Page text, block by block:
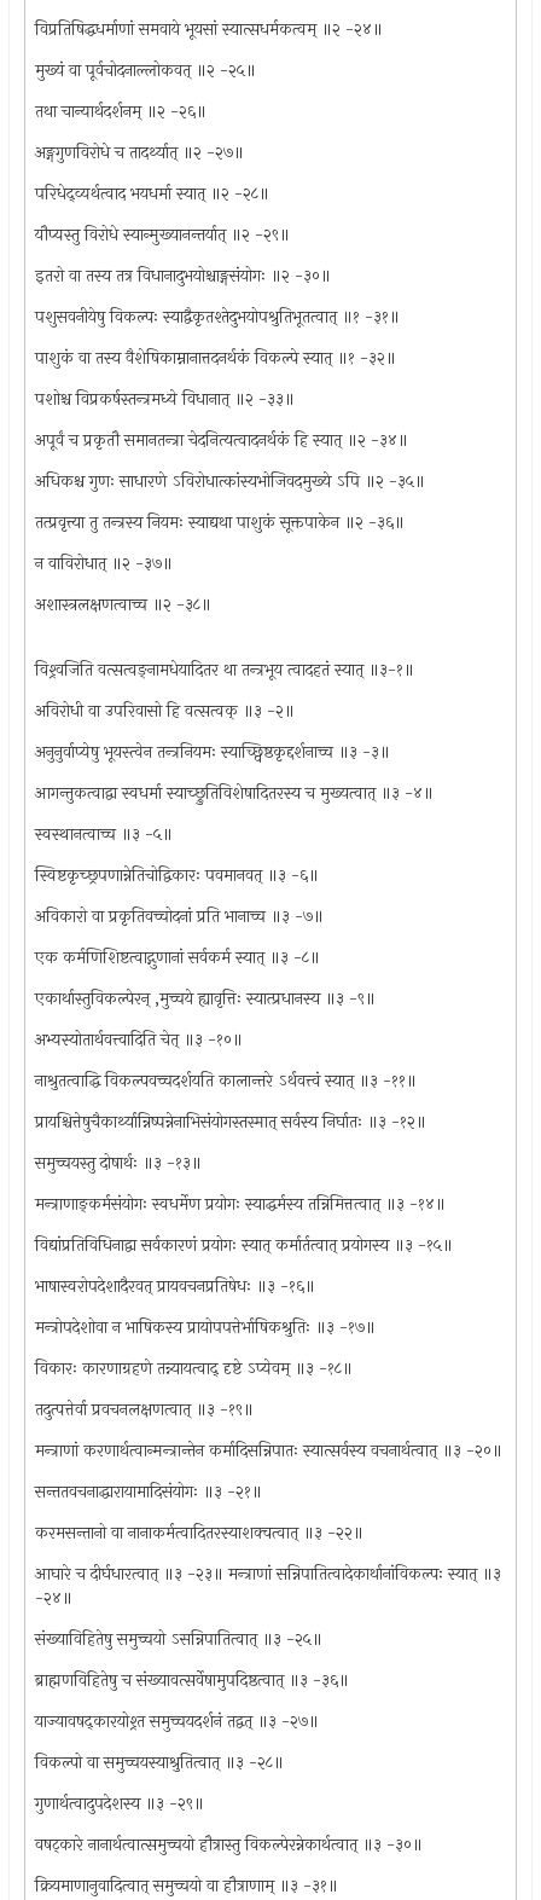
विप्रतिषिद्धधर्माणां समवाये भूयसां स्यात्सधर्मकत्वम् ॥२ -२४॥
मुख्यं वा पूर्वचोदनाल्लोकवत् ॥२ -२५॥
तथा चान्यार्थदर्शनम् ॥२ -२६॥
अङ्गगुणविरोधे च तादर्थ्यात् ॥२ -२७॥
परिधेद्व्यर्थत्वाद भयधर्मा स्यात् ॥२ -२८॥
यौप्यस्तु विरोधे स्यान्मुख्यानन्तर्यात् ॥२ -२९॥
इतरो वा तस्य तत्र विधानादुभयोश्चाङ्गसंयोगः ॥२ -३०॥
पशुसवनीयेषु विकल्पः स्याद्वैकृतश्तेदुभयोपश्रुतिभूतत्वात् ॥१ -३१॥
पाशुकं वा तस्य वैशेषिकाम्नानात्तदनर्थकं विकल्पे स्यात् ॥१ -३२॥
पशोश्च विप्रकर्षस्तन्त्रमध्ये विधानात् ॥२ -३३॥
अपूर्वं च प्रकृतौ समानतन्त्रा चेदनित्यत्वादनर्थकं हि स्यात् ॥२ -३४॥
अधिकश्च गुणः साधारणे ऽविरोधात्कांस्यभोजिवदमुख्ये ऽपि ॥२ -३५॥
तत्प्रवृत्त्या तु तन्त्रस्य नियमः स्याद्यथा पाशुकं सूक्तपाकेन ॥२ -३६॥
न वाविरोधात् ॥२ -३७॥
अशास्त्रलक्षणत्वाच्च ॥२ -३८॥
विश्र्वजिति वत्सत्वङ्नामधेयादितर था तन्त्रभूय त्वादहतं स्यात् ॥३-१॥
अविरोधी वा उपरिवासो हि वत्सत्वक् ॥३ -२॥
अनुनुर्वाप्येषु भूयस्त्वेन तन्त्रनियमः स्याच्छ्विष्ठकृद्दर्शनाच्च ॥३ -३॥
आगन्तुकत्वाद्वा स्वधर्मा स्याच्छ्रुतिविशेषादितरस्य च मुख्यत्वात् ॥३ -४॥
स्वस्थानत्वाच्च ॥३ -५॥
स्विष्टकृच्छ्रपणान्नेतिचोद्विकारः पवमानवत् ॥३ -६॥
अविकारो वा प्रकृतिवच्चोदनां प्रति भानाच्च ॥३ -७॥
एक कर्मणिशिष्टत्वाद्गुणानां सर्वकर्म स्यात् ॥३ -८॥
एकार्थास्तुविकल्पेरन् ,मुच्चये ह्यावृत्तिः स्यात्प्रधानस्य ॥३ -९॥
अभ्यस्योतार्थवत्त्वादिति चेत् ॥३ -१०॥
नाश्रुतत्वाद्धि विकल्पवच्चदर्शयति कालान्तरे ऽर्थवत्त्वं स्यात् ॥३ -११॥
प्रायश्चित्तेषुचैकार्थ्यान्निष्पन्नेनाभिसंयोगस्तस्मात् सर्वस्य निर्घातः ॥३ -१२॥
समुच्चयस्तु दोषार्थः ॥३ -१३॥
मन्त्राणाङ्कर्मसंयोगः स्वधर्मेण प्रयोगः स्याद्धर्मस्य तन्निमित्तत्वात् ॥३ -१४॥
विद्यांप्रतिविधिनाद्वा सर्वकारणं प्रयोगः स्यात् कर्मार्तत्वात् प्रयोगस्य ॥३ -१५॥
भाषास्वरोपदेशादैरवत् प्रायवचनप्रतिषेधः ॥३ -१६॥
मन्त्रोपदेशोवा न भाषिकस्य प्रायोपपत्तेर्भाषिकश्रुतिः ॥३ -१७॥
विकारः कारणाग्रहणे तन्न्यायत्वाद् दृष्टे ऽप्येवम् ॥३ -१८॥
तदुत्पत्तेर्वा प्रवचनलक्षणत्वात् ॥३ -१९॥
मन्त्राणां करणार्थत्वान्मन्त्रान्तेन कर्मादिसन्निपातः स्यात्सर्वस्य वचनार्थत्वात् ॥३ -२०॥
सन्ततवचनाद्धारायामादिसंयोगः ॥३ -२१॥
करमसन्तानो वा नानाकर्मत्वादितरस्याशक्चत्वात् ॥३ -२२॥
आघारे च दीर्घधारत्वात् ॥३ -२३॥ मन्त्राणां सन्निपातित्वादेकार्थानांविकल्पः स्यात् ॥३
-२४॥
संख्याविहितेषु समुच्चयो ऽसन्निपातित्वात् ॥३ -२५॥
ब्राह्मणविहितेषु च संख्यावत्सर्वेषामुपदिष्ठत्वात् ॥३ -३६॥
याज्यावषद्कारयोश्र्त समुच्चयदर्शनं तद्वत् ॥३ -२७॥
विकल्पो वा समुच्चयस्याश्रुतित्वात् ॥३ -२८॥
गुणार्थत्वादुपदेशस्य ॥३ -२९॥
वषट्कारे नानार्थत्वात्समुच्चयो हौत्रास्तु विकल्पेरन्नेकार्थत्वात् ॥३ -३०॥
क्रियमाणानुवादित्वात् समुच्चयो वा हौत्राणाम् ॥३ -३१॥